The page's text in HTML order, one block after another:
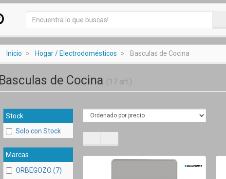
Inicio Hogar / Electrodomésticos Basculas de Cocina
Basculas de Cocina (17 art.)
Stock
Solo con Stock
Marcas
ORBEGOZO (7)